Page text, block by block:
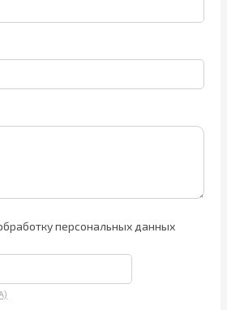
персональных данных